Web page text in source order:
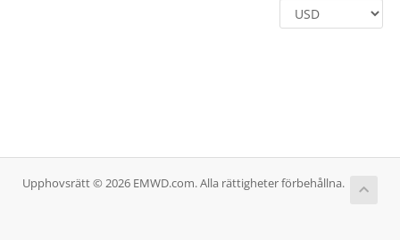
Upphovsrätt © 2026 EMWD.com. Alla rättigheter förbehållna.